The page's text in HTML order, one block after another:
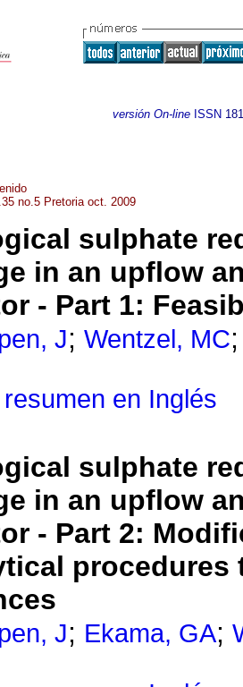
versión On-lineISSN
no.5 Pretoria oct. 2009
sulphate
in an upflow
- Part 1:
J; Wentzel, MC
resumen en Inglés
sulphate
in an upflow
- Part 2:
procedures
J; Ekama, GA;